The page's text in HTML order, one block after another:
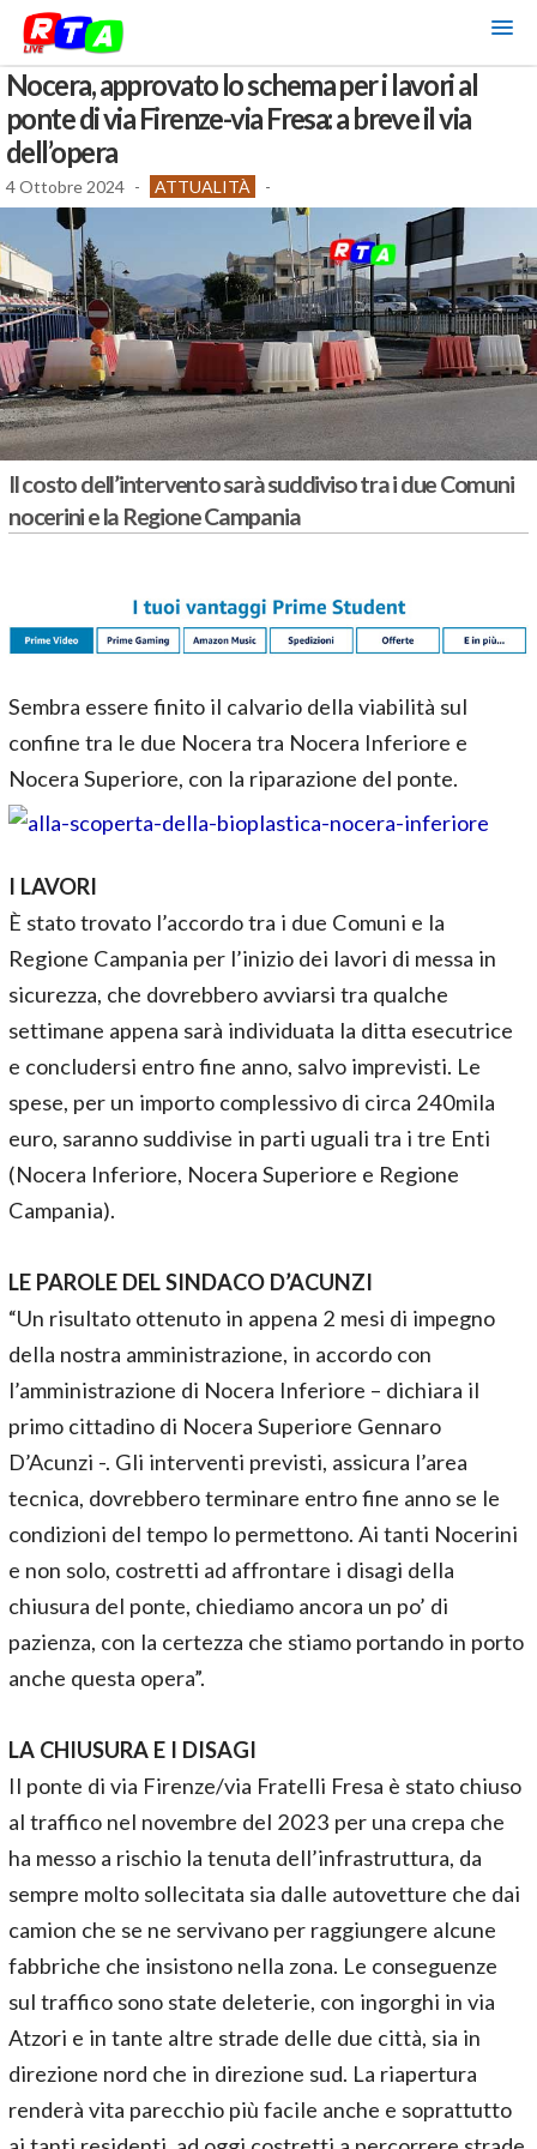
Nocera, approvato lo schema per i lavori al
ponte di via Firenze-via Fresa: a breve il via
dell’opera
4 Ottobre 2024 - ATTUALITÀ -
Il costo dell’intervento sarà suddiviso tra i due Comuni
nocerini e la Regione Campania
Sembra essere finito il calvario della viabilità sul
confine tra le due Nocera tra Nocera Inferiore e
Nocera Superiore, con la riparazione del ponte.
I LAVORI
È stato trovato l’accordo tra i due Comuni e la
Regione Campania per l’inizio dei lavori di messa in
sicurezza, che dovrebbero avviarsi tra qualche
settimane appena sarà individuata la ditta esecutrice
e concludersi entro fine anno, salvo imprevisti. Le
spese, per un importo complessivo di circa 240mila
euro, saranno suddivise in parti uguali tra i tre Enti
(Nocera Inferiore, Nocera Superiore e Regione
Campania).
LE PAROLE DEL SINDACO D’ACUNZI
“Un risultato ottenuto in appena 2 mesi di impegno
della nostra amministrazione, in accordo con
l’amministrazione di Nocera Inferiore – dichiara il
primo cittadino di Nocera Superiore Gennaro
D’Acunzi -. Gli interventi previsti, assicura l’area
tecnica, dovrebbero terminare entro fine anno se le
condizioni del tempo lo permettono. Ai tanti Nocerini
e non solo, costretti ad affrontare i disagi della
chiusura del ponte, chiediamo ancora un po’ di
pazienza, con la certezza che stiamo portando in porto
anche questa opera”.
LA CHIUSURA E I DISAGI
Il ponte di via Firenze/via Fratelli Fresa è stato chiuso
al traffico nel novembre del 2023 per una crepa che
ha messo a rischio la tenuta dell’infrastruttura, da
sempre molto sollecitata sia dalle autovetture che dai
camion che se ne servivano per raggiungere alcune
fabbriche che insistono nella zona. Le conseguenze
sul traffico sono state deleterie, con ingorghi in via
Atzori e in tante altre strade delle due città, sia in
direzione nord che in direzione sud. La riapertura
renderà vita parecchio più facile anche e soprattutto